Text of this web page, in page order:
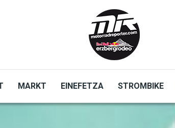
MARKT EINEFETZA STROMBIKE